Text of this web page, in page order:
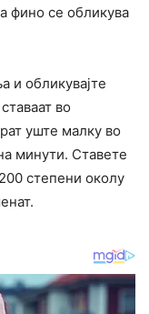
фино се обликува
и обликувајте
во
уште малку во
минути. Ставете
степени околу